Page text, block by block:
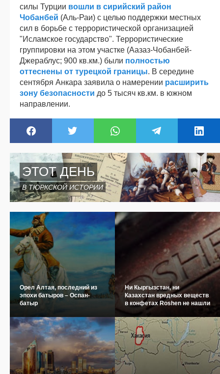
силы Турции вошли в сирийский район
Чобанбей (Аль-Раи) с целью поддержки местных
сил в борьбе с террористической организацией
"Исламское государство". Террористические
группировки на этом участке (Аазаз-Чобанбей-
Джераблус; 900 кв.км.) были полностью
оттеснены от турецкой границы. В середине
сентября Анкара заявила о намерении расширить
зону безопасности до 5 тысяч кв.км. в южном
направлении.
ЭТОТ ДЕНЬ
В ТЮРКСКОЙ ИСТОРИИ
Орел Алтая, последний из
эпохи батыров – Оспан-
батыр
Ни Кыргызстан, ни
Казахстан вредных веществ
в конфетах Roshen не нашли